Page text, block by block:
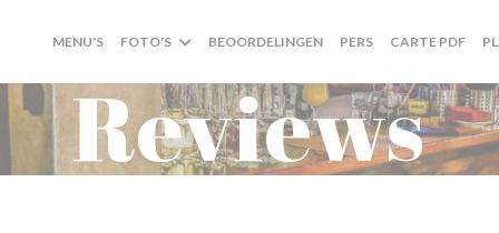
MENU'S FOTO'S BEOORDELINGEN PERS CARTE PDF
Reviews